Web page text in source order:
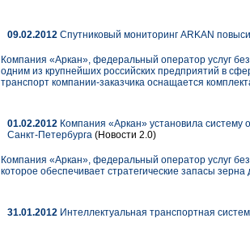
09.02.2012 Спутниковый мониторинг ARKAN
Компания «Аркан», федеральный оператор услуг
одним из крупнейших российских предприятий в
транспорт компании-заказчика оснащается
01.02.2012 Компания «Аркан» установила систему
Санкт-Петербурга (Новости 2.0)
Компания «Аркан», федеральный оператор услуг
которое обеспечивает стратегические запасы
31.01.2012 Интеллектуальная транспортная